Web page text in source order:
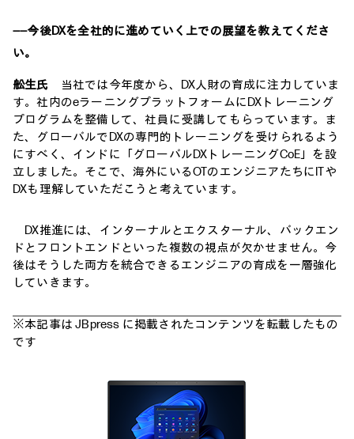
――今後DXを全社的に進めていく上での展望を教えてくださ
い。
舩生氏 当社では今年度から、DX人財の育成に注力していま
す。社内のeラーニングプラットフォームにDXトレーニング
プログラムを整備して、社員に受講してもらっています。ま
た、グローバルでDXの専門的トレーニングを受けられるよう
にすべく、インドに「グローバルDXトレーニングCoE」を設
立しました。そこで、海外にいるOTのエンジニアたちにITや
DXも理解していただこうと考えています。
DX推進には、インターナルとエクスターナル、バックエン
ドとフロントエンドといった複数の視点が欠かせません。今
後はそうした両方を統合できるエンジニアの育成を一層強化
していきます。
※本記事は JBpress に掲載されたコンテンツを転載したもの
です